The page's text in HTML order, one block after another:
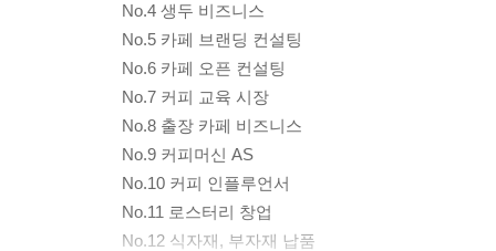
No.4 생두 비즈니스
No.5 카페 브랜딩 컨설팅
No.6 카페 오픈 컨설팅
No.7 커피 교육 시장
No.8 출장 카페 비즈니스
No.9 커피머신 AS
No.10 커피 인플루언서
No.11 로스터리 창업
No.12 식자재, 부자재 납품